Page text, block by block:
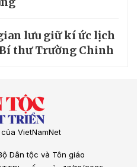
lưu giữ kí ức lịch
thư Trường Chinh
VietNamNet
Dân tộc và Tôn giáo